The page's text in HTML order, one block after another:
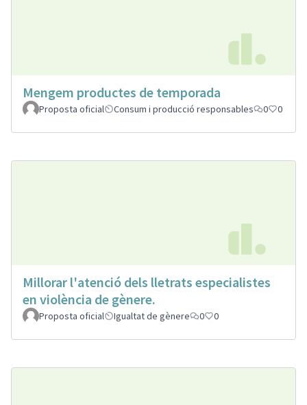
Mengem productes de temporada
Proposta oficial Consum i producció responsables 0 0
Millorar l'atenció dels lletrats especialistes
en violència de gènere.
Proposta oficial Igualtat de gènere 0 0